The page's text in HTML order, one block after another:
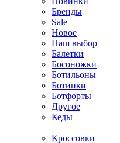
Бренды
Sale
Новое
Наш выбор
Балетки
Босоножки
Ботильоны
Ботинки
Ботфорты
Другое
Кеды
Кроссовки